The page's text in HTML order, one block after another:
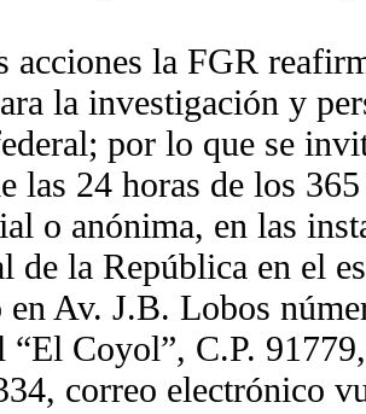
acciones la FGR
la investigación y
por lo que se
las 24 horas de los
o anónima, en las
de la República en el
Av. J.B. Lobos
Coyol”, C.P.
correo electrónico